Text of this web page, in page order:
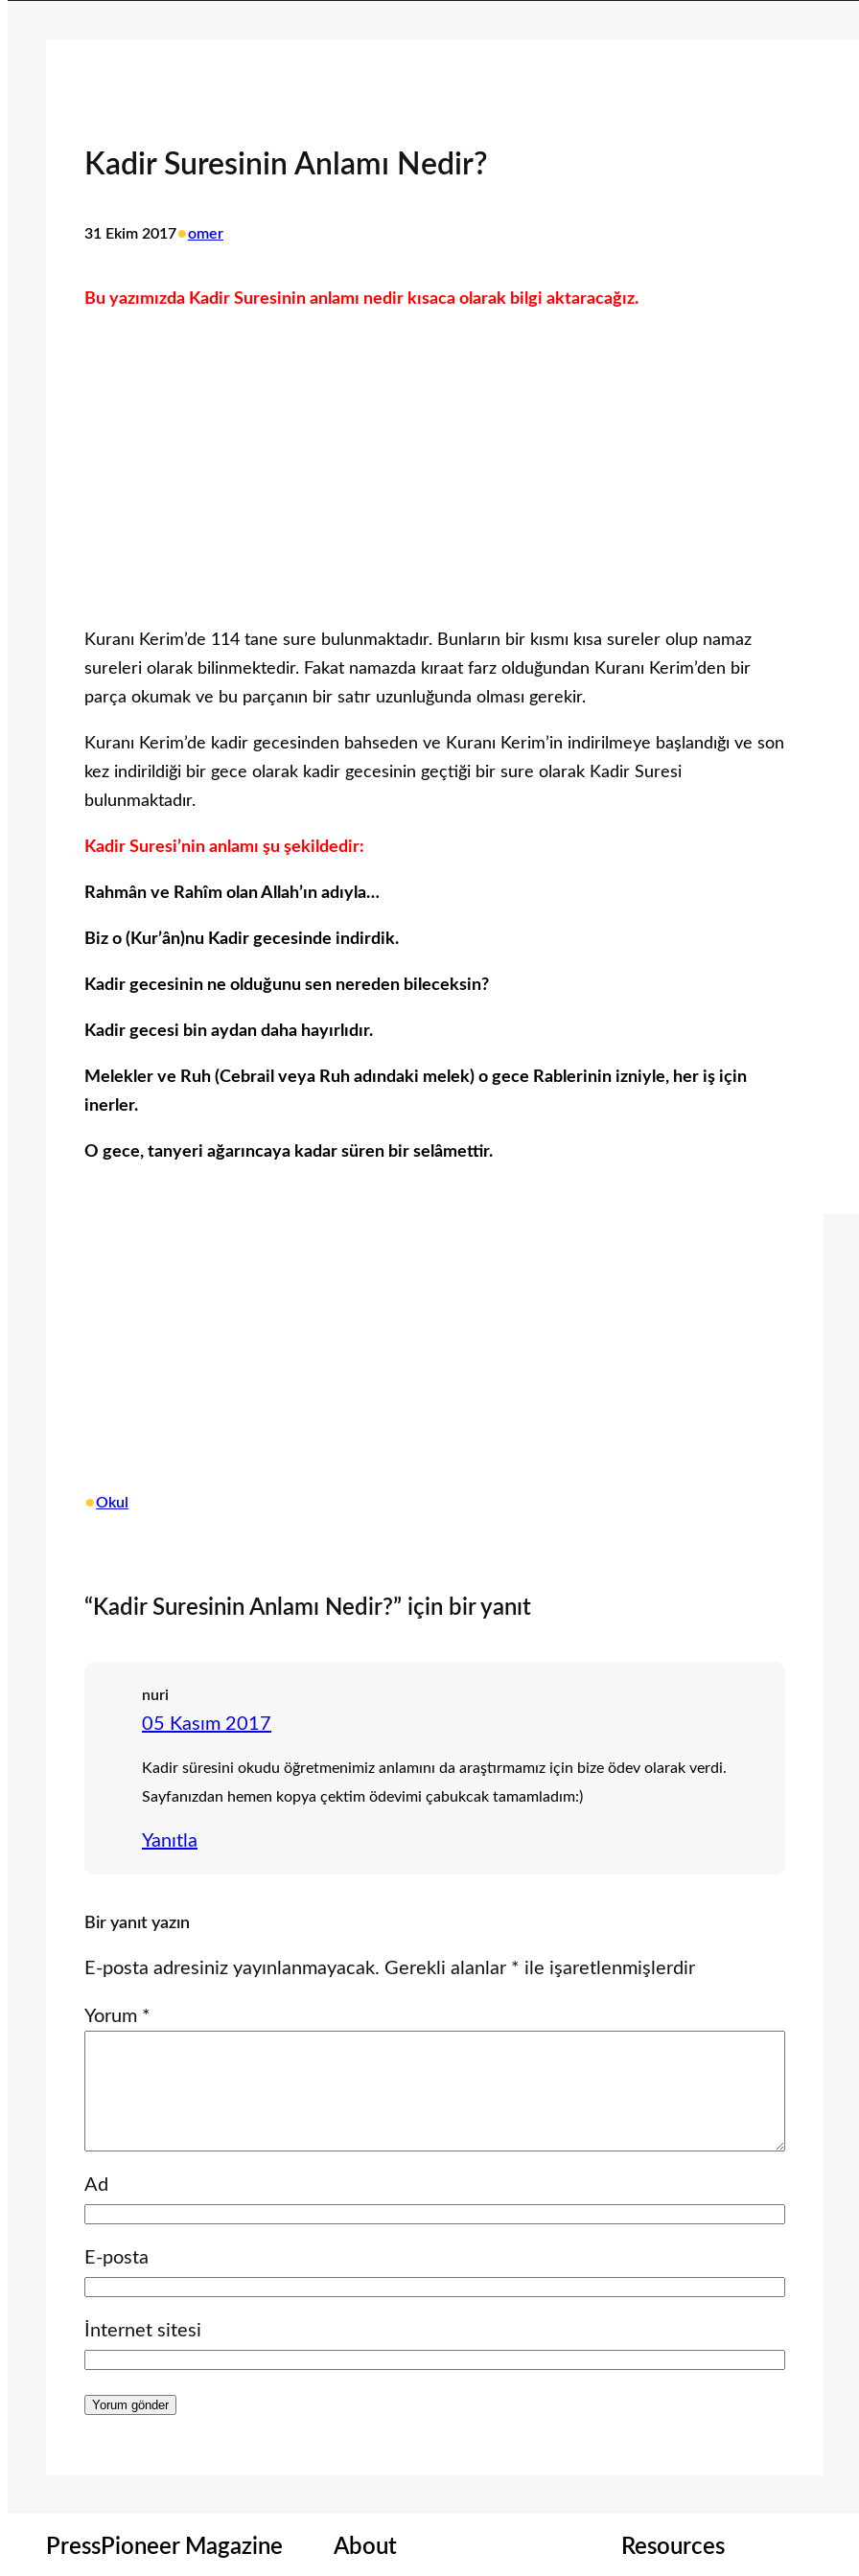
Kadir Suresinin Anlamı Nedir?
31 Ekim 2017•omer
Bu yazımızda Kadir Suresinin anlamı nedir kısaca olarak bilgi aktaracağız.
Kuranı Kerim’de 114 tane sure bulunmaktadır. Bunların bir kısmı kısa sureler olup namaz
sureleri olarak bilinmektedir. Fakat namazda kıraat farz olduğundan Kuranı Kerim’den bir
parça okumak ve bu parçanın bir satır uzunluğunda olması gerekir.
Kuranı Kerim’de kadir gecesinden bahseden ve Kuranı Kerim’in indirilmeye başlandığı ve son
kez indirildiği bir gece olarak kadir gecesinin geçtiği bir sure olarak Kadir Suresi
bulunmaktadır.
Kadir Suresi’nin anlamı şu şekildedir:
Rahmân ve Rahîm olan Allah’ın adıyla…
Biz o (Kur’ân)nu Kadir gecesinde indirdik.
Kadir gecesinin ne olduğunu sen nereden bileceksin?
Kadir gecesi bin aydan daha hayırlıdır.
Melekler ve Ruh (Cebrail veya Ruh adındaki melek) o gece Rablerinin izniyle, her iş için
inerler.
O gece, tanyeri ağarıncaya kadar süren bir selâmettir.
•Okul
“Kadir Suresinin Anlamı Nedir?” için bir yanıt
nuri
05 Kasım 2017
Kadir süresini okudu öğretmenimiz anlamını da araştırmamız için bize ödev olarak verdi.
Sayfanızdan hemen kopya çektim ödevimi çabukcak tamamladım:)
Yanıtla
Bir yanıt yazın
E-posta adresiniz yayınlanmayacak. Gerekli alanlar * ile işaretlenmişlerdir
Yorum *
Ad
E-posta
İnternet sitesi
PressPioneer Magazine About Resources